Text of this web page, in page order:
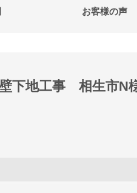
お客様の声
下地工事 相生市N